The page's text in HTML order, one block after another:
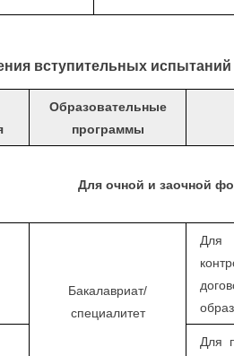
вступительных испытаний
Образовательные
программы
Для очной и заочной
Бакалавриат/
специалитет
Для
Для